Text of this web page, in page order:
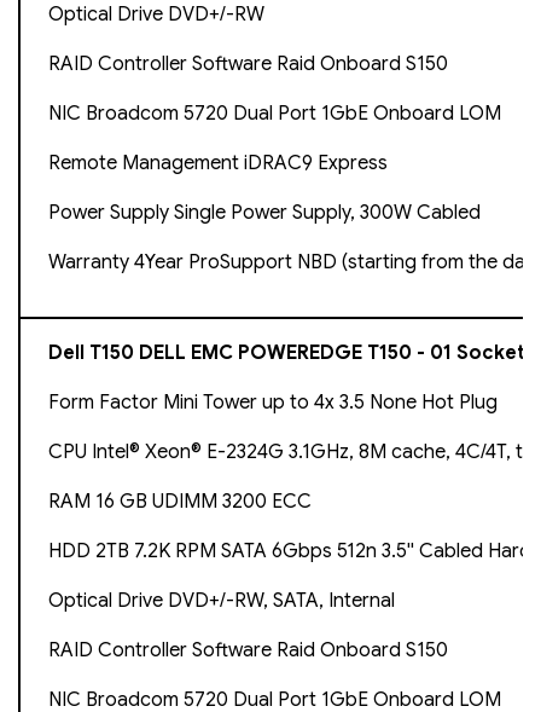
Optical Drive DVD+/-RW
RAID Controller Software Raid Onboard S150
NIC Broadcom 5720 Dual Port 1GbE Onboard LOM
Remote Management iDRAC9 Express
Power Supply Single Power Supply, 300W Cabled
Warranty 4Year ProSupport NBD (starting from the
Dell T150 DELL EMC POWEREDGE T150 - 01 Socket
Form Factor Mini Tower up to 4x 3.5 None Hot Plug
CPU Intel® Xeon® E-2324G 3.1GHz, 8M cache, 4C/4T,
RAM 16 GB UDIMM 3200 ECC
HDD 2TB 7.2K RPM SATA 6Gbps 512n 3.5'' Cabled Hard
Optical Drive DVD+/-RW, SATA, Internal
RAID Controller Software Raid Onboard S150
NIC Broadcom 5720 Dual Port 1GbE Onboard LOM